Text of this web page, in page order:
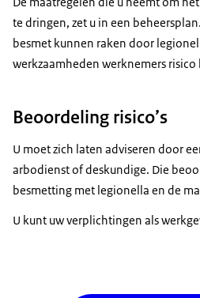
te dringen, zet u in een
besmet kunnen raken door
werkzaamheden werknemers
Beoordeling risico’s
U moet zich laten adviseren door
arbodienst of deskundige. Die
besmetting met legionella en de
U kunt uw verplichtingen als